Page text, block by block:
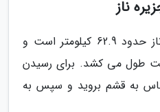
ناز
فاصله بندر عباس تا جزایر ناز حدود 62.9 کیلومتر است و
ماشین معمولا 2 ساعت طول می کشد. برای رسیدن
عباس به قشم بروید و سپس به